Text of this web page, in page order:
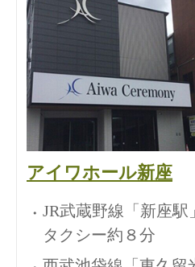
アイワホール新座
JR武蔵野線「新座駅
タクシー約８分